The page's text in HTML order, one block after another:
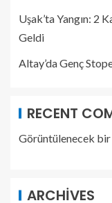
Uşak’ta Yangın: 2
Geldi
Altay’da Genç
RECENT
Görüntülenecek bir
ARCHIVES